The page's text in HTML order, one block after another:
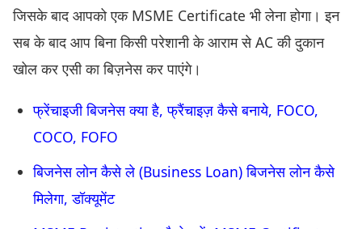
जिसके बाद आपको एक MSME Certificate भी लेना होगा। इन
सब के बाद आप बिना किसी परेशानी के आराम से AC की दुकान
खोल कर एसी का बिज़नेस कर पाएंगे।
फ्रेंचाइजी बिजनेस क्या है, फ्रैंचाइज़ कैसे बनाये, FOCO,
COCO, FOFO
बिजनेस लोन कैसे ले (Business Loan) बिजनेस लोन कैसे
मिलेगा, डॉक्यूमेंट